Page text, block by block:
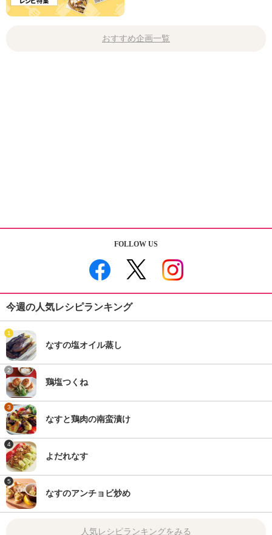
おすすめ企画一覧
FOLLOW US
今週の人気レシピランキング
1
なすの塩オイル蒸し
2
鶏塩つくね
3
なすと鶏肉の南蛮漬け
4
よだれなす
5
なすのアンチョビ炒め
人気レシピランキングをみる